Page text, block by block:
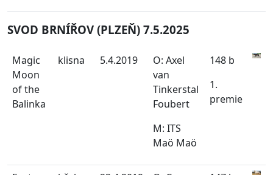
SVOD BRNÍŘOV (PLZEŇ) 7.5.2025
Magic
Moon
of the
Balinka
klisna 5.4.2019
O: Axel
van
Tinkerstal
Foubert
M: ITS
Maö Maö
148 b
1.
premie